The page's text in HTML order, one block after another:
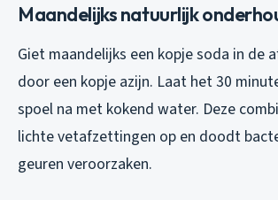
Maandelijks natuurlijk
Giet maandelijks een kopje soda in de
door een kopje azijn. Laat het 30
spoel na met kokend water. Deze
lichte vetafzettingen op en doodt
geuren veroorzaken.